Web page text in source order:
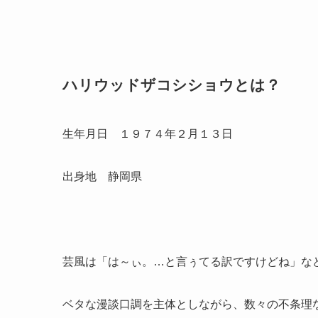
ハリウッドザコシショウとは？
生年月日 １９７４年２月１３日
出身地 静岡県
芸風は「は～ぃ。…と言ぅてる訳ですけどね」な
ベタな漫談口調を主体としながら、数々の不条理